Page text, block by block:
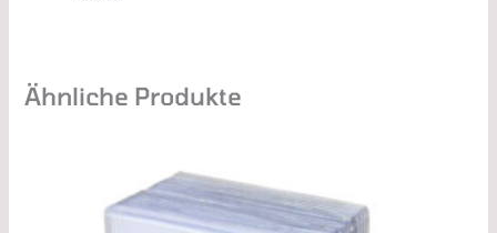
Ähnliche Produkte